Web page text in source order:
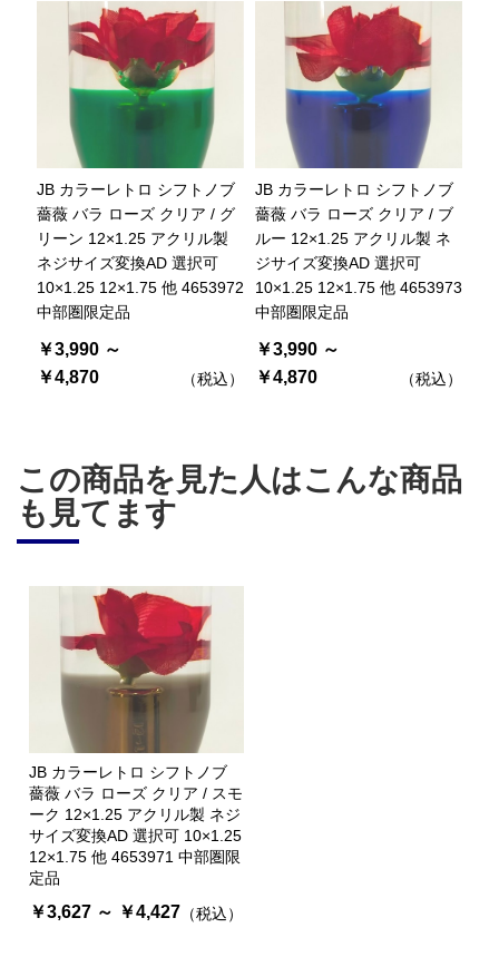
JB カラーレトロ シフトノブ
薔薇 バラ ローズ クリア / グ
リーン 12×1.25 アクリル製
ネジサイズ変換AD 選択可
10×1.25 12×1.75 他 4653972
中部圏限定品
￥3,990 ～
￥4,870
（税込）
JB カラーレトロ シフトノブ
薔薇 バラ ローズ クリア / ブ
ルー 12×1.25 アクリル製 ネ
ジサイズ変換AD 選択可
10×1.25 12×1.75 他 4653973
中部圏限定品
￥3,990 ～
￥4,870
（税込）
この商品を見た人はこんな商品
も見てます
JB カラーレトロ シフトノブ
薔薇 バラ ローズ クリア / スモ
ーク 12×1.25 アクリル製 ネジ
サイズ変換AD 選択可 10×1.25
12×1.75 他 4653971 中部圏限
定品
￥3,627 ～ ￥4,427 （税込）